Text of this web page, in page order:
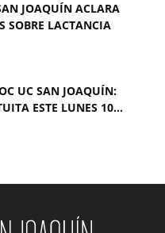
JOAQUÍN ACLARA
SOBRE LACTANCIA
UC SAN JOAQUÍN:
ESTE LUNES 10...